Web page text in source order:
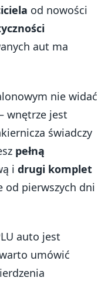
od nowości
aut ma
nie widać
wnętrze jest
świadczy
pełną
i drugi komplet
od pierwszych dni
auto jest
umówić